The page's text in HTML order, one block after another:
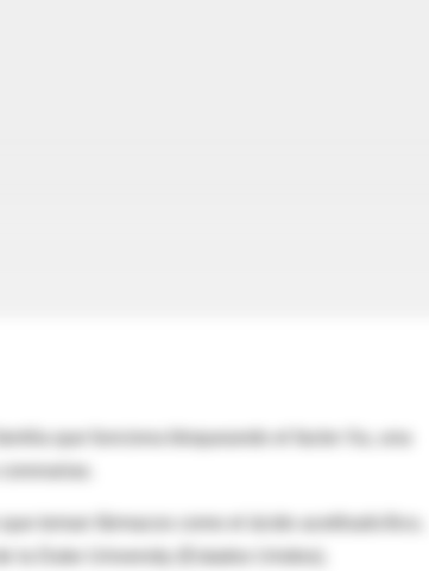
que funciona bloqueando el factor Xa, una
toman fármacos como el ácido acetilsalicílico,
la Duke University (Estados Unidos).